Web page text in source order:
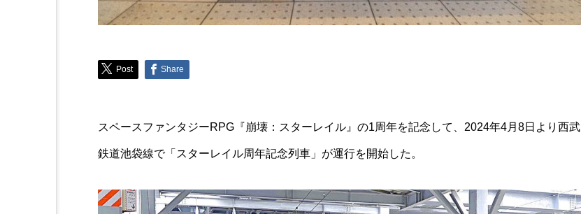
Post Share
スペースファンタジーRPG『崩壊：スターレイル』の1周年を記念して、2024年4月8日より西武
鉄道池袋線で「スターレイル周年記念列車」が運行を開始した。
奪われる♪ハーゲンダッツ新作『ブリュレ
チーズケーキ』